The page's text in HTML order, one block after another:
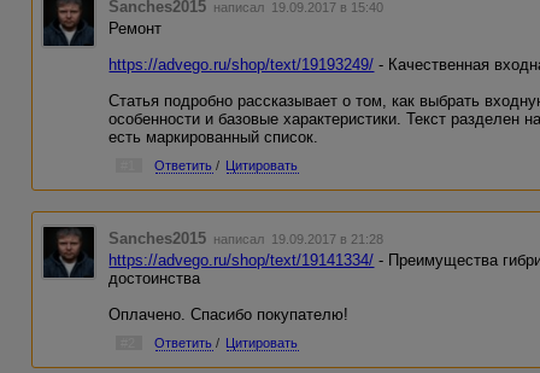
Sanches2015 написал 19.09.2017 в 15:40
Ремонт
https://advego.ru/shop/text/19193249/ - Качественная
Статья подробно рассказывает о том, как выбрать
особенности и базовые характеристики. Текст разделен
есть маркированный список.
Ответить / Цитировать
Sanches2015 написал 19.09.2017 в 21:28
https://advego.ru/shop/text/19141334/ - Преимущества
достоинства
Оплачено. Спасибо покупателю!
Ответить / Цитировать